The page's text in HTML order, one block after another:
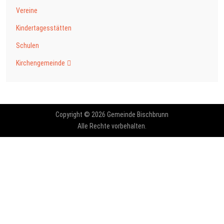
Vereine
Kindertagesstätten
Schulen
Kirchengemeinde
Copyright © 2026 Gemeinde Bischbrunn
Alle Rechte vorbehalten.